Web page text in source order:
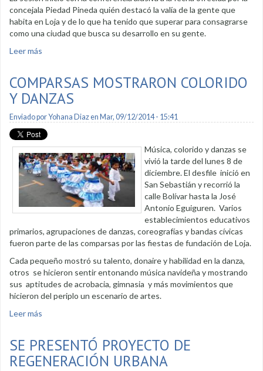
concejala Piedad Pineda quién destacó la valía de la gente que
habita en Loja y de lo que ha tenido que superar para consagrarse
como una ciudad que busca su desarrollo en su gente.
Leer más
COMPARSAS MOSTRARON COLORIDO
Y DANZAS
Enviado porYohana Diazen Mar, 09/12/2014 - 15:41
Música, colorido y danzas se
vivió la tarde del lunes 8 de
diciembre. El desfile inició en
San Sebastián y recorrió la
calle Bolívar hasta la José
Antonio Eguiguren. Varios
establecimientos educativos
primarios, agrupaciones de danzas, coreografías y bandas cívicas
fueron parte de las comparsas por las fiestas de fundación de Loja.
Cada pequeño mostró su talento, donaire y habilidad en la danza,
otros se hicieron sentir entonando música navideña y mostrando
sus aptitudes de acrobacia, gimnasia y más movimientos que
hicieron del periplo un escenario de artes.
Leer más
SE PRESENTÓ PROYECTO DE
REGENERACIÓN URBANA